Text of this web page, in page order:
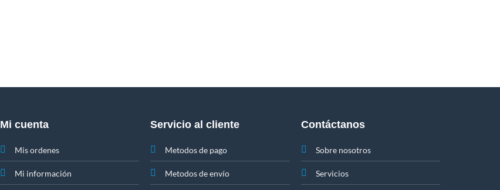
Mi cuenta
Mis ordenes
Mi información
Servicio al cliente
Metodos de pago
Metodos de envío
Contáctanos
Sobre nosotros
Servicios